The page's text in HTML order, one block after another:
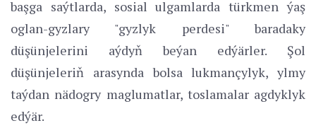
başga saýtlarda, sosial ulgamlarda türkmen ýaş
oglan-gyzlary "gyzlyk perdesi" baradaky
düşünjelerini aýdyň beýan edýärler. Şol
düşünjeleriň arasynda bolsa lukmançylyk, ylmy
taýdan nädogry maglumatlar, toslamalar agdyklyk
edýär.